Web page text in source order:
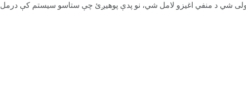
شي د منفي اغیزو لامل شي، نو پدې پوهیږئ چې ستاسو سیستم کې درمل